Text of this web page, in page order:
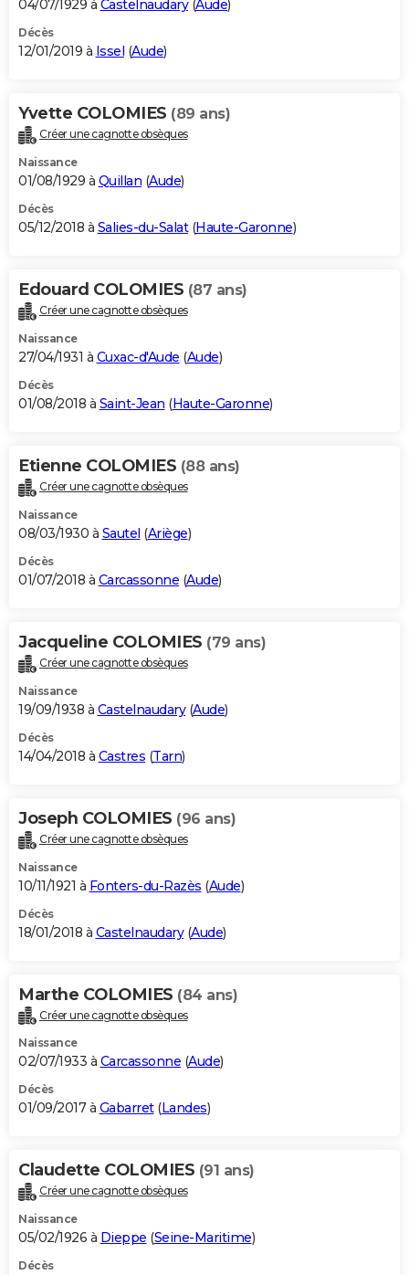
04/07/1929 à Castelnaudary(Aude)
Décès
12/01/2019 à Issel (Aude)
Yvette COLOMIES (89 ans)
Créer une cagnotte obsèques
Naissance
01/08/1929 à Quillan (Aude)
Décès
05/12/2018 à Salies-du-Salat(Haute-Garonne)
Edouard COLOMIES (87 ans)
Créer une cagnotte obsèques
Naissance
27/04/1931 à Cuxac-d'Aude (Aude)
Décès
01/08/2018 à Saint-Jean (Haute-Garonne)
Etienne COLOMIES (88 ans)
Créer une cagnotte obsèques
Naissance
08/03/1930 à Sautel (Ariège)
Décès
01/07/2018 à Carcassonne (Aude)
Jacqueline COLOMIES (79 ans)
Créer une cagnotte obsèques
Naissance
19/09/1938 à Castelnaudary(Aude)
Décès
14/04/2018 à Castres (Tarn)
Joseph COLOMIES (96 ans)
Créer une cagnotte obsèques
Naissance
10/11/1921 à Fonters-du-Razès (Aude)
Décès
18/01/2018 à Castelnaudary(Aude)
Marthe COLOMIES (84 ans)
Créer une cagnotte obsèques
Naissance
02/07/1933 à Carcassonne (Aude)
Décès
01/09/2017 à Gabarret(Landes)
Claudette COLOMIES (91 ans)
Créer une cagnotte obsèques
Naissance
05/02/1926 à Dieppe (Seine-Maritime)
Décès